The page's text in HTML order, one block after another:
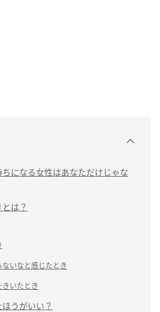
になる女性はあなただけじゃな
は？
いなと感じたとき
いたとき
うがいい？